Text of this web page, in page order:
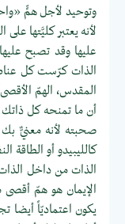
وتوحيد لأجل همٍّ
لأنه يعتبر كليَّتها
عليها وقد تصبح
الذات كرّست كل
المقدس، الهمّ
أن ما تمنحه كل
صحبته لأنه معنيٌّ بك
كالليبيدو أو
الذات من داخل
الإيمان هو همّ أقصى
يكون اعتماديّاً أيضا